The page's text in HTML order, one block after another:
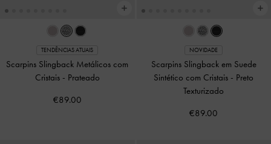
TENDÊNCIAS ATUAIS
Scarpins Slingback Metálicos com
Cristais - Prateado
€89.00
NOVIDADE
Scarpins Slingback em Suede
Sintético com Cristais - Preto
Texturizado
€89.00